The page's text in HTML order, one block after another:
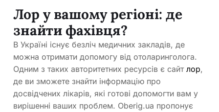
Лор у вашому регіоні: де
знайти фахівця?
В Україні існує безліч медичних закладів, де
можна отримати допомогу від отоларинголога.
Одним з таких авторитетних ресурсів є сайт лор,
де ви зможете знайти інформацію про
досвідчених лікарів, які готові допомогти вам у
вирішенні ваших проблем. Oberig.ua пропонує